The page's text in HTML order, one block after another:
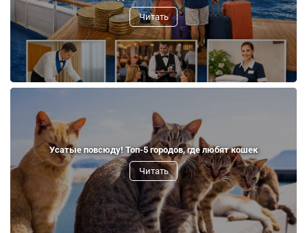
Читать
Усатые повсюду! Топ-5 городов, где любят кошек
Читать